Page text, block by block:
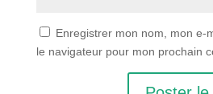
Enregistrer mon nom, mon e-
le navigateur pour mon prochain